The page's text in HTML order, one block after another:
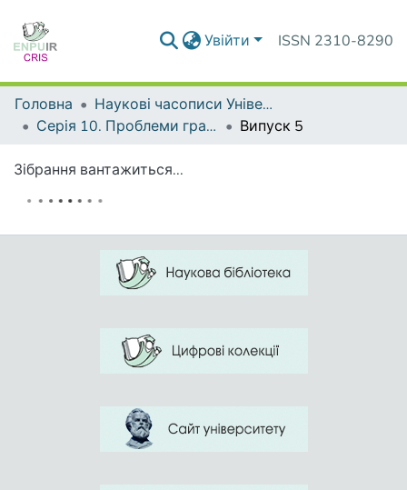
Увійти ISSN 2310-8290
Головна
Наукові часописи Університету
Серія 10. Проблеми граматики і лексикології української мови
Випуск 5
Зібрання вантажиться...